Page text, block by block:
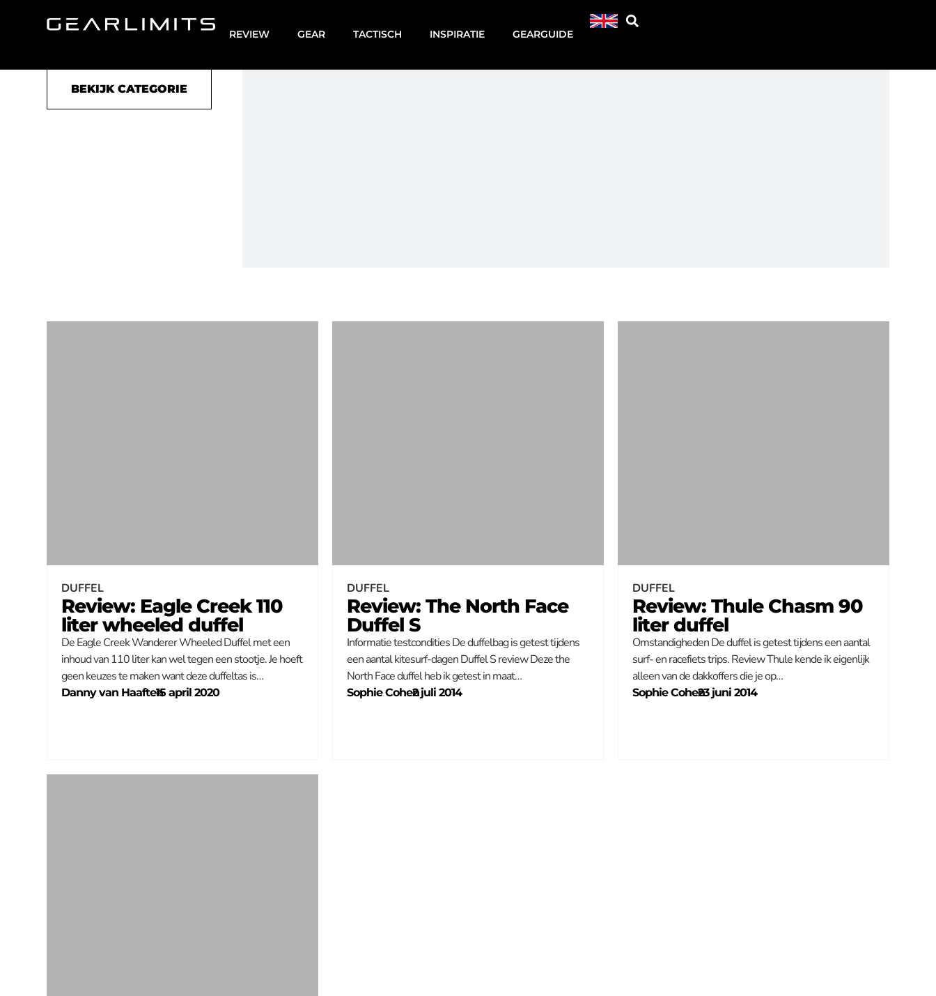
REVIEW GEAR TACTISCH INSPIRATIE GEARGUIDE
Duffel
BEKIJK CATEGORIE
DUFFEL
Review: Eagle Creek 110
liter wheeled duffel
De Eagle Creek Wanderer Wheeled Duffel met een
inhoud van 110 liter kan wel tegen een stootje. Je hoeft
geen keuzes te maken want deze duffeltas is…
Danny van Haaften
–
15 april 2020
DUFFEL
Review: The North Face
Duffel S
Informatie testcondities De duffelbag is getest tijdens
een aantal kitesurf-dagen Duffel S review Deze the
North Face duffel heb ik getest in maat…
Sophie Cohen
–
2 juli 2014
DUFFEL
Review: Thule Chasm 90
liter duffel
Omstandigheden De duffel is getest tijdens een aantal
surf- en racefiets trips. Review Thule kende ik eigenlijk
alleen van de dakkoffers die je op…
Sophie Cohen
–
23 juni 2014